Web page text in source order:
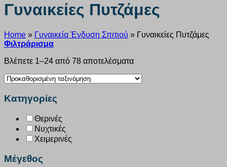
Γυναικείες Πυτζάμες
Home » Γυναικεία Ένδυση Σπιτιού » Γυναικείες Πυτζάμες
Φιλτράρισμα
Βλέπετε 1–24 από 78 αποτελέσματα
Κατηγορίες
Θερινές
Νυχτικές
Χειμερινές
Μέγεθος